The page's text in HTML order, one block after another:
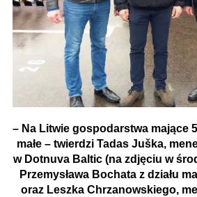
– Na Litwie gospodarstwa mające
małe – twierdzi Tadas Juška,
w Dotnuva Baltic (na zdjęciu w
Przemysława Bochata z działu
oraz Leszka Chrzanowskiego,